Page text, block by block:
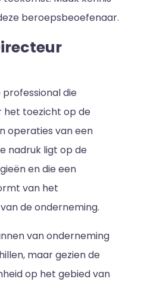
beroepsbeoefenaar.
die
het toezicht op de
operaties van een
nadruk ligt op de
en die een
van het
de onderneming.
van onderneming
maar gezien de
op het gebied van